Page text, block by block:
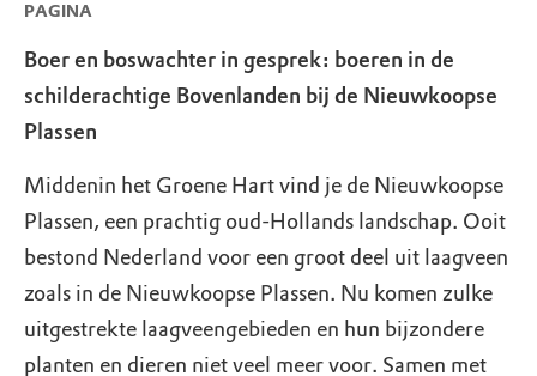
PAGINA
Boer en boswachter in gesprek: boeren in de
schilderachtige Bovenlanden bij de Nieuwkoopse
Plassen
Middenin het Groene Hart vind je de Nieuwkoopse
Plassen, een prachtig oud-Hollands landschap. Ooit
bestond Nederland voor een groot deel uit laagveen
zoals in de Nieuwkoopse Plassen. Nu komen zulke
uitgestrekte laagveengebieden en hun bijzondere
planten en dieren niet veel meer voor. Samen met